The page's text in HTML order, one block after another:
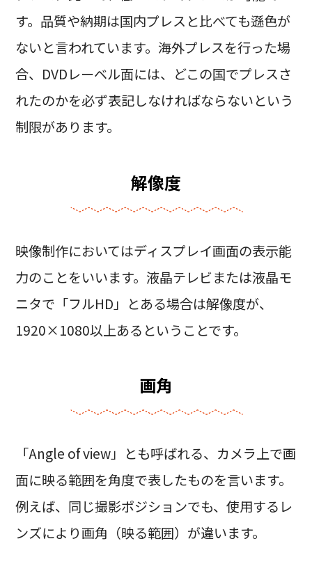
す。品質や納期は国内プレスと比べても遜色が
ないと言われています。海外プレスを行った場
合、DVDレーベル面には、どこの国でプレスさ
れたのかを必ず表記しなければならないという
制限があります。
解像度
映像制作においてはディスプレイ画面の表示能
力のことをいいます。液晶テレビまたは液晶モ
ニタで「フルHD」とある場合は解像度が、
1920×1080以上あるということです。
画角
「Angle of view」とも呼ばれる、カメラ上で画
面に映る範囲を角度で表したものを言います。
例えば、同じ撮影ポジションでも、使用するレ
ンズにより画角（映る範囲）が違います。